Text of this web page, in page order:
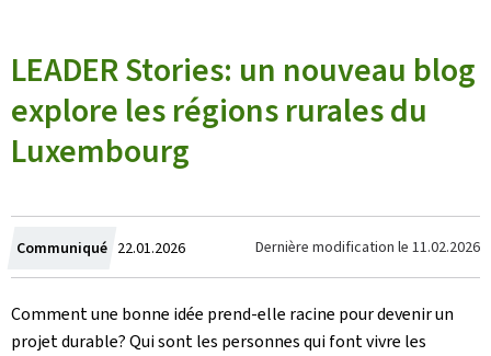
LEADER Stories: un nouveau blog
explore les régions rurales du
Luxembourg
Communiqué Crée
le
22.01.2026 Dernière modification le 11.02.2026
Comment une bonne idée prend-elle racine pour devenir un
projet durable? Qui sont les personnes qui font vivre les